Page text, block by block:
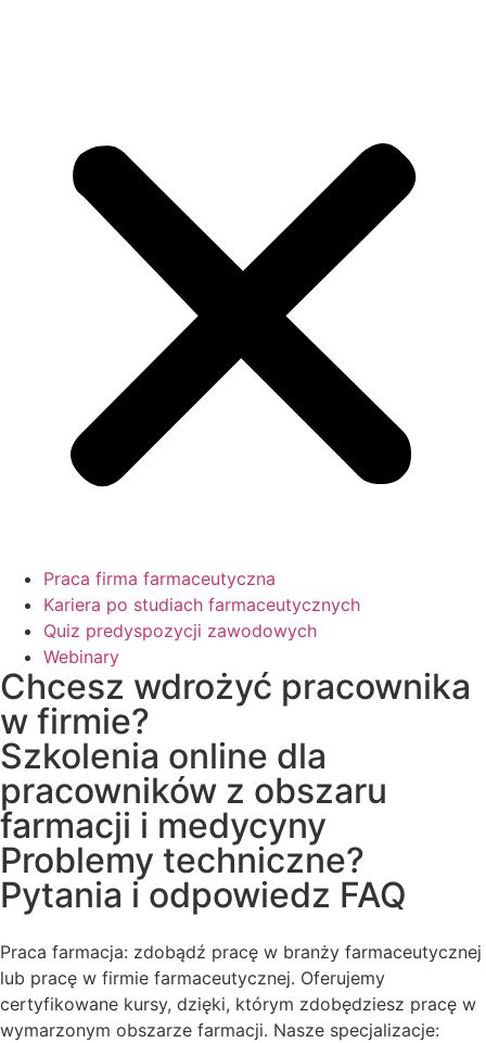
Praca firma farmaceutyczna
Kariera po studiach farmaceutycznych
Quiz predyspozycji zawodowych
Webinary
Chcesz wdrożyć pracownika
w firmie?
Szkolenia online dla
pracowników z obszaru
farmacji i medycyny
Problemy techniczne?
Pytania i odpowiedz FAQ
Praca farmacja: zdobądź pracę w branży farmaceutycznej
lub pracę w firmie farmaceutycznej. Oferujemy
certyfikowane kursy, dzięki, którym zdobędziesz pracę w
wymarzonym obszarze farmacji. Nasze specjalizacje: